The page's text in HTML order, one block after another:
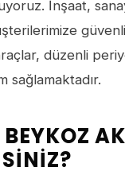
İnşaat,
güvenli
düzenli
sağlamaktadır.
BEYKOZ